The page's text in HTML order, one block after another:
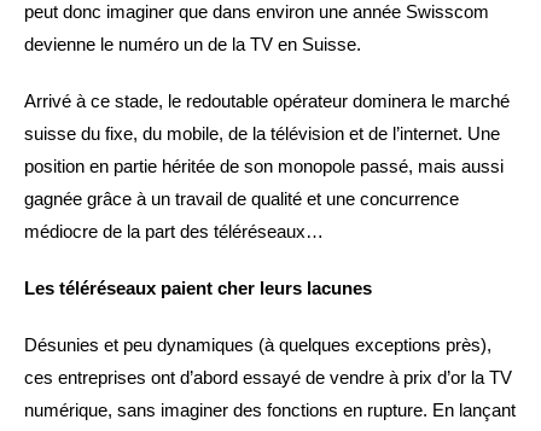
peut donc imaginer que dans environ une année Swisscom
devienne le numéro un de la TV en Suisse.
Arrivé à ce stade, le redoutable opérateur dominera le marché
suisse du fixe, du mobile, de la télévision et de l’internet. Une
position en partie héritée de son monopole passé, mais aussi
gagnée grâce à un travail de qualité et une concurrence
médiocre de la part des téléréseaux…
Les téléréseaux paient cher leurs lacunes
Désunies et peu dynamiques (à quelques exceptions près),
ces entreprises ont d’abord essayé de vendre à prix d’or la TV
numérique, sans imaginer des fonctions en rupture. En lançant